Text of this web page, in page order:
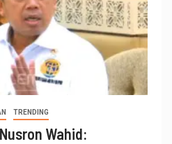
TRENDING
Wahid: